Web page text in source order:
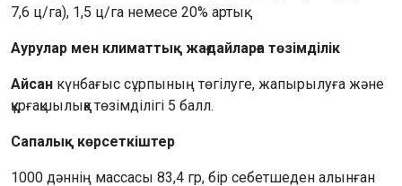
7,6 ц/га), 1,5 ц/га немесе 20% артық.
Аурулар мен климаттық жағдайларға төзімділік
Айсан күнбағыс сұрпының төгілуге, жапырылуға және
құрғақшылыққа төзімділігі 5 балл.
Сапалық көрсеткіштер
1000 дәннің массасы 83,4 гр, бір себетшеден алынған